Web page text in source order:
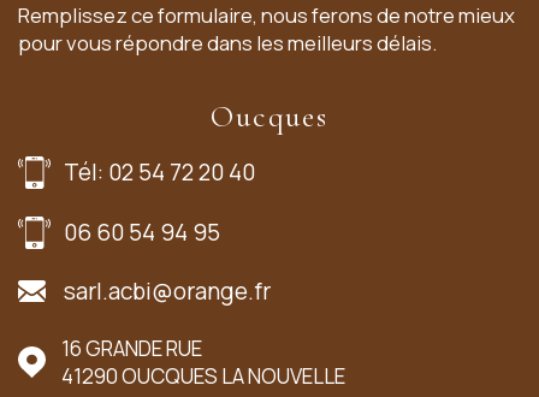
Remplissez ce formulaire, nous ferons de notre mieux
pour vous répondre dans les meilleurs délais.
Oucques
Tél: 02 54 72 20 40
06 60 54 94 95
sarl.acbi@orange.fr
16 GRANDE RUE
41290 OUCQUES LA NOUVELLE